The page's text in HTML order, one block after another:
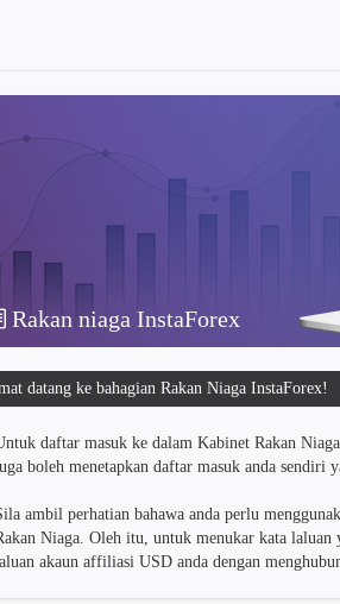
Rakan niaga InstaForex
datang ke bahagian Rakan Niaga InstaForex!
daftar masuk ke dalam Kabinet Rakan
boleh menetapkan daftar masuk anda sendiri
ambil perhatian bahawa anda perlu
Niaga. Oleh itu, untuk menukar kata laluan
akaun affiliasi USD anda dengan